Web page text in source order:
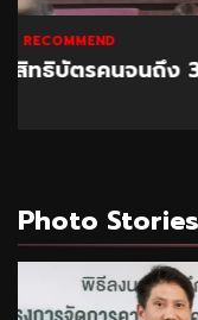
NATIONAL
“พาณิชย์” โชว์
Photo Stories